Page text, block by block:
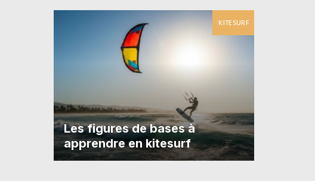
KITESURF
Les figures de bases à
apprendre en kitesurf